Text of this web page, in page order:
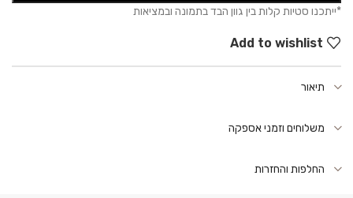
Add to wishlist
תיאור
משלוחים וזמני אספקה
החלפות והחזרות